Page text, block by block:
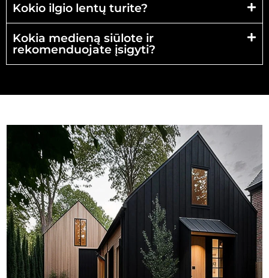
Kokio ilgio lentų turite?
Kokia medieną siūlote ir
rekomenduojate įsigyti?